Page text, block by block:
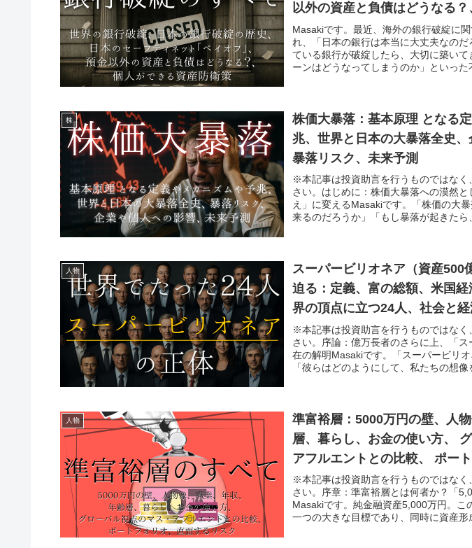
以外の資産と負債はどうなる
衛策
Masakiです。最近、海外の銀行破綻に
れ、「日本の銀行は本当に大丈夫なの
ている銀行が破綻したら、大切に築い
ーンはどうなってしまうのか」といった
株
株価大暴落：基本原理 となる
兆、世界と日本の大暴落全史、
暴落リスク、未来予測
※本記事は投資助言を行うものではな
さい。はじめに：株価大暴落への漠然
え」に変えるMasakiです。「株価の大
来るのだろうか」「もし暴落が起きたら
人物
スーパービリオネア（資産500
迫る：定義、富の総額、米国
界の頂点に立つ24人、社会と
据える未来と人類の課題
※本記事は投資助言を行うものではな
さい。序論：億万長者のさらに上、「
在の解明Masakiです。「スーパービリオ
「彼らはどのようにして、私たちの想像
人物
準富裕層：5000万円の壁、人
層、暮らし、お金の使い方、
アフルエントとの比較、 ポー
スク
※本記事は投資助言を行うものではな
さい。序章：準富裕層とは何者か？「
Masakiです。純金融資産5,000万円。こ
一つの大きな目標であり、同時に資産形